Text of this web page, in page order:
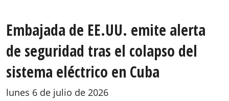
Embajada de EE.UU. emite alerta
de seguridad tras el colapso del
sistema eléctrico en Cuba
lunes 6 de julio de 2026